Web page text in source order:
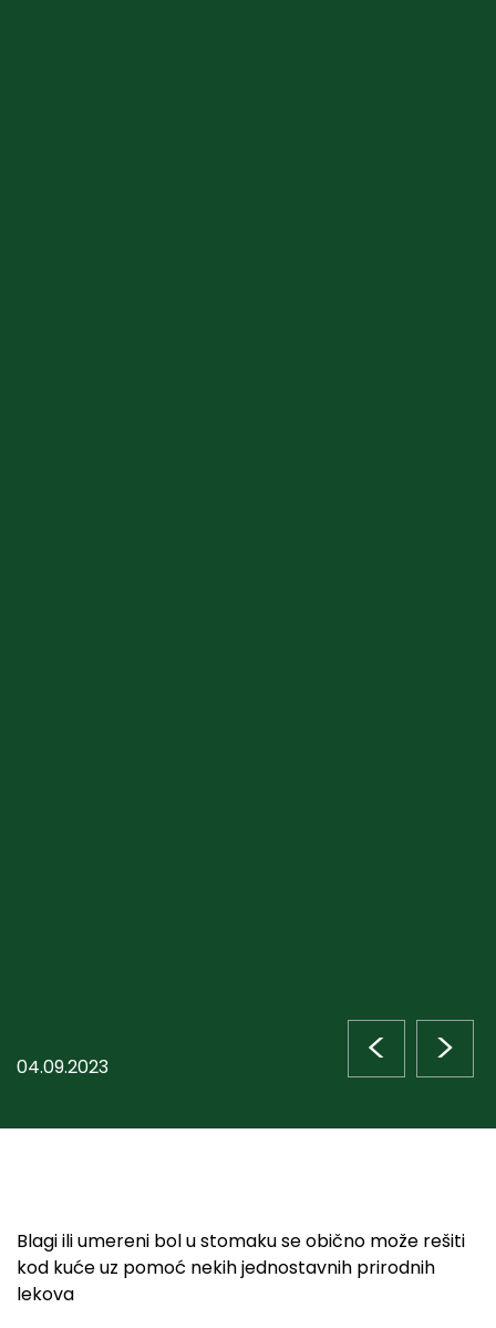
04.09.2023 < >
Blagi ili umereni bol u stomaku se obično može rešiti
kod kuće uz pomoć nekih jednostavnih prirodnih
lekova